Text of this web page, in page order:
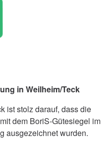
in Weilheim/Teck
ist stolz darauf, dass die
dem BoriS-Gütesiegel im
ausgezeichnet wurden.